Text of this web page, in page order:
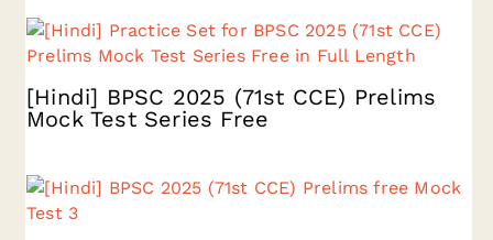
[Hindi] BPSC 2025 (71st CCE) Prelims
Mock Test Series Free